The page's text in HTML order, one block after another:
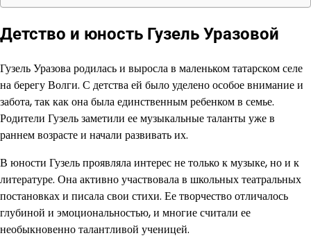
Детство и юность Гузель Уразовой
Гузель Уразова родилась и выросла в маленьком татарском селе
на берегу Волги. С детства ей было уделено особое внимание и
забота, так как она была единственным ребенком в семье.
Родители Гузель заметили ее музыкальные таланты уже в
раннем возрасте и начали развивать их.
В юности Гузель проявляла интерес не только к музыке, но и к
литературе. Она активно участвовала в школьных театральных
постановках и писала свои стихи. Ее творчество отличалось
глубиной и эмоциональностью, и многие считали ее
необыкновенно талантливой ученицей.